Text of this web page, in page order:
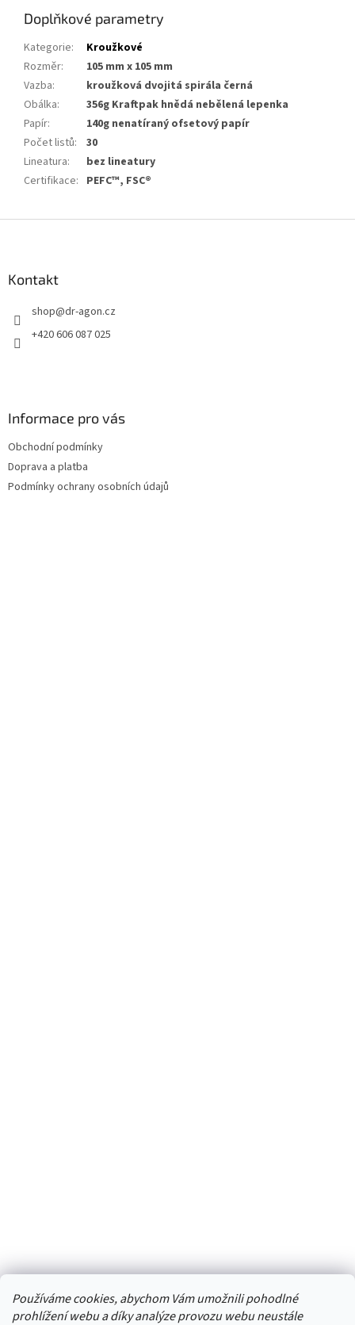
Používáme cookies, abychom Vám umožnili pohodlné
prohlížení webu a díky analýze provozu webu neustále
Doplňkové parametry
Kategorie:
Kroužkové
Rozměr:
105 mm x 105 mm
Vazba:
kroužková dvojitá spirála černá
Obálka:
356g Kraftpak hnědá nebělená lepenka
Papír:
140g nenatíraný ofsetový papír
Počet listů:
30
Lineatura:
bez lineatury
Certifikace: PEFC™, FSC®
Kontakt
shop@dr-agon.cz
+420 606 087 025
Informace pro vás
Obchodní podmínky
Doprava a platba
Podmínky ochrany osobních údajů